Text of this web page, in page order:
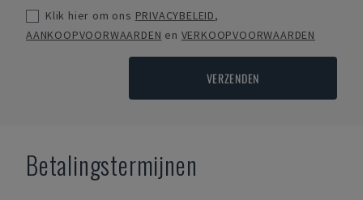
Klik hier om ons PRIVACYBELEID,
AANKOOPVOORWAARDEN en VERKOOPVOORWAARDEN
VERZENDEN
Betalingstermijnen